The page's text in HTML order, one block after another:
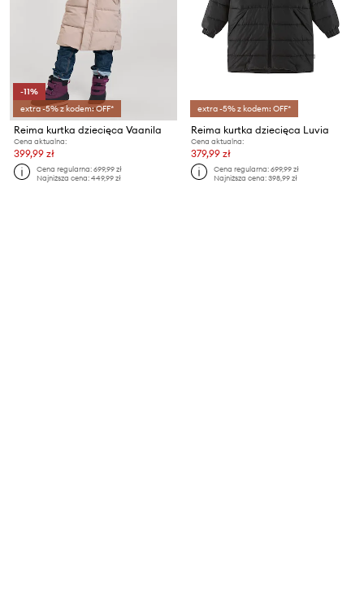
-11%
extra -5% z kodem: OFF*
Reima kurtka dziecięca Vaanila
Cena aktualna:
399,99 zł
Cena regularna:699,99 zł
Najniższa cena:449,99 zł
extra -5% z kodem: OFF*
Reima kurtka dziecięca Luvia
Cena aktualna:
379,99 zł
Cena regularna:699,99 zł
Najniższa cena:398,99 zł